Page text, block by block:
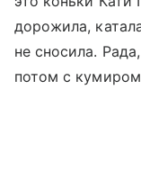
дорожила,
не сносила.
потом с